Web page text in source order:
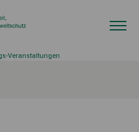
Veranstaltungen